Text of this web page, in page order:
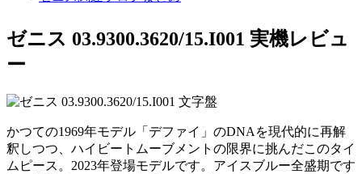
ゼニス 03.9300.3620/15.I001 実機レビュ
ー
かつての1969年モデル「デファイ」のDNAを現代的に再解
釈しつつ、ハイビートムーブメントの限界に挑んだこのタイ
ムピース。2023年登場モデルです。アイスブルー全盛期です